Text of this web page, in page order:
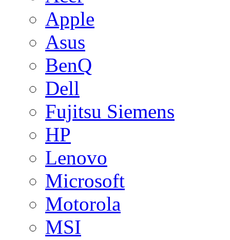
Apple
Asus
BenQ
Dell
Fujitsu Siemens
HP
Lenovo
Microsoft
Motorola
MSI